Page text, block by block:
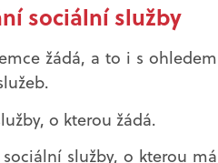
sociální služby
žádá, a to i s ohledem
o kterou žádá.
služby, o kterou má